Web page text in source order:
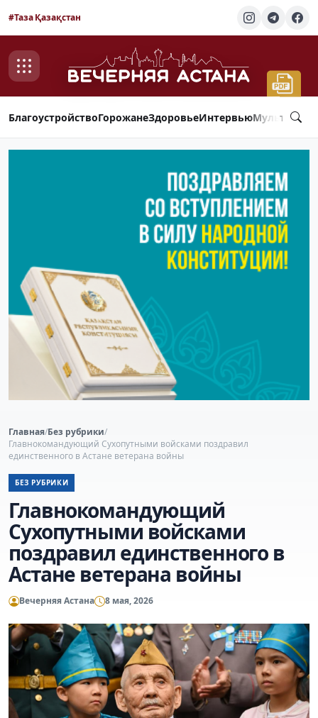
#Таза Қазақстан
БлагоустройствоГорожанеЗдоровьеИнтервью
Главная/Без рубрики/
Главнокомандующий Сухопутными войсками поздравил
единственного в Астане ветерана войны
БЕЗ РУБРИКИ
Главнокомандующий
Сухопутными войсками
поздравил единственного в
Астане ветерана войны
Вечерняя Астана 8 мая, 2026